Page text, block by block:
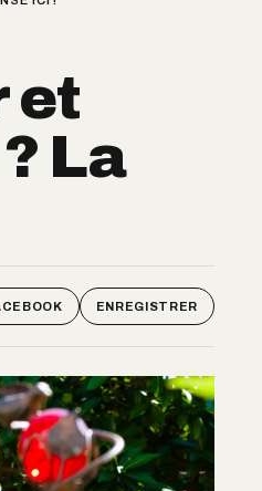
et
La
ENREGISTRER